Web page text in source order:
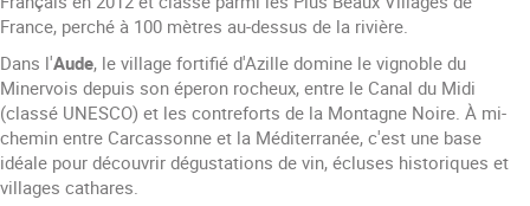
France, perché à 100 mètres au-dessus de la rivière.
Dans l'Aude, le village fortifié d'Azille domine le vignoble du
Minervois depuis son éperon rocheux, entre le Canal du Midi
(classé UNESCO) et les contreforts de la Montagne Noire. À mi-
chemin entre Carcassonne et la Méditerranée, c'est une base
idéale pour découvrir dégustations de vin, écluses historiques et
villages cathares.